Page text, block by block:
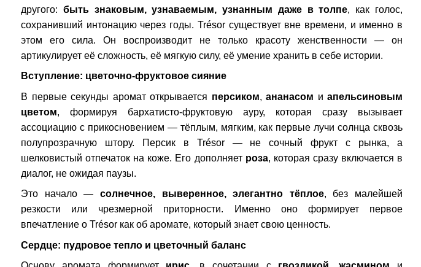
2 321 грн
2 530 грн
4 366 грн 4 851 грн Купить
другого: быть знаковым, узнаваемым, узнанным даже в толпе, как голос,
сохранивший интонацию через годы. Trésor существует вне времени, и именно в
этом его сила. Он воспроизводит не только красоту женственности — он
артикулирует её сложность, её мягкую силу, её умение хранить в себе истории.
Вступление: цветочно-фруктовое сияние
В первые секунды аромат открывается персиком, ананасом и апельсиновым
цветом, формируя бархатисто-фруктовую ауру, которая сразу вызывает
ассоциацию с прикосновением — тёплым, мягким, как первые лучи солнца сквозь
полупрозрачную штору. Персик в Trésor — не сочный фрукт с рынка, а
шелковистый отпечаток на коже. Его дополняет роза, которая сразу включается в
диалог, не ожидая паузы.
Это начало — солнечное, выверенное, элегантно тёплое, без малейшей
резкости или чрезмерной приторности. Именно оно формирует первое
впечатление о Trésor как об аромате, который знает свою ценность.
Сердце: пудровое тепло и цветочный баланс